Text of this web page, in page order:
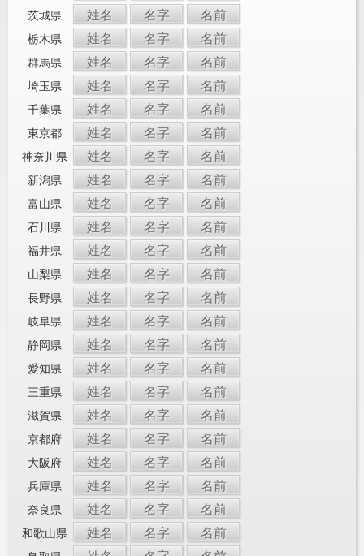
茨城県 姓名 名字 名前
栃木県 姓名 名字 名前
群馬県 姓名 名字 名前
埼玉県 姓名 名字 名前
千葉県 姓名 名字 名前
東京都 姓名 名字 名前
神奈川県 姓名 名字 名前
新潟県 姓名 名字 名前
富山県 姓名 名字 名前
石川県 姓名 名字 名前
福井県 姓名 名字 名前
山梨県 姓名 名字 名前
長野県 姓名 名字 名前
岐阜県 姓名 名字 名前
静岡県 姓名 名字 名前
愛知県 姓名 名字 名前
三重県 姓名 名字 名前
滋賀県 姓名 名字 名前
京都府 姓名 名字 名前
大阪府 姓名 名字 名前
兵庫県 姓名 名字 名前
奈良県 姓名 名字 名前
和歌山県 姓名 名字 名前